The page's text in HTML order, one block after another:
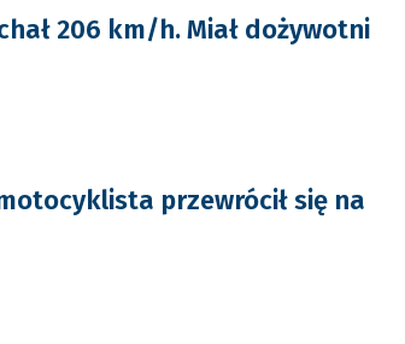
206 km/h. Miał dożywotni
przewrócił się na